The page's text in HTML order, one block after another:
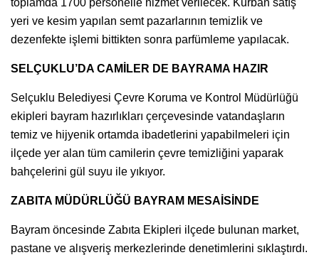
yeri ve kesim yapılan semt pazarlarının temizlik ve
dezenfekte işlemi bittikten sonra parfümleme yapılacak.
SELÇUKLU’DA CAMİLER DE BAYRAMA HAZIR
Selçuklu Belediyesi Çevre Koruma ve Kontrol Müdürlüğü
ekipleri bayram hazırlıkları çerçevesinde vatandaşların
temiz ve hijyenik ortamda ibadetlerini yapabilmeleri için
ilçede yer alan tüm camilerin çevre temizliğini yaparak
bahçelerini gül suyu ile yıkıyor.
ZABITA MÜDÜRLÜĞÜ BAYRAM MESAİSİNDE
Bayram öncesinde Zabıta Ekipleri ilçede bulunan market,
pastane ve alışveriş merkezlerinde denetimlerini sıklaştırdı.